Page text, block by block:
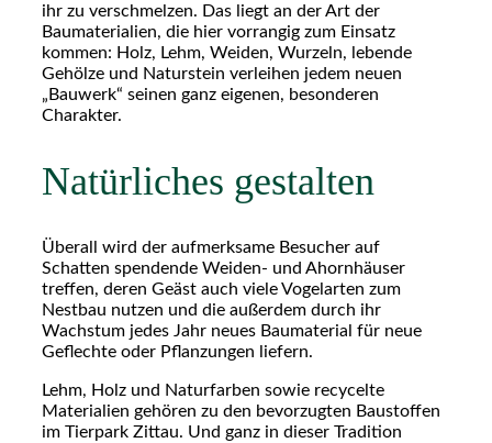
ihr zu verschmelzen. Das liegt an der Art der
Baumaterialien, die hier vorrangig zum Einsatz
kommen: Holz, Lehm, Weiden, Wurzeln, lebende
Gehölze und Naturstein verleihen jedem neuen
„Bauwerk“ seinen ganz eigenen, besonderen
Charakter.
Natürliches gestalten
Überall wird der aufmerksame Besucher auf
Schatten spendende Weiden- und Ahornhäuser
treffen, deren Geäst auch viele Vogelarten zum
Nestbau nutzen und die außerdem durch ihr
Wachstum jedes Jahr neues Baumaterial für neue
Geflechte oder Pflanzungen liefern.
Lehm, Holz und Naturfarben sowie recycelte
Materialien gehören zu den bevorzugten Baustoffen
im Tierpark Zittau. Und ganz in dieser Tradition